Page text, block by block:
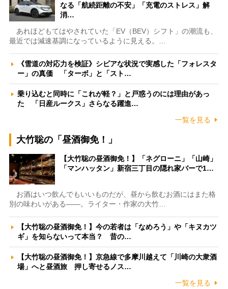
なる「航続距離の不安」「充電のストレス」解
消…
あれほどもてはやされていた「EV（BEV）シフト」の潮流も、
最近では減速基調になっているように見える。…
《雪道の対応力を検証》シビアな状況で実感した「フォレスタ
ー」の真価 「ターボ」と「スト…
乗り込むと同時に「これが軽？」と戸惑うのには理由があっ
た 「日産ルークス」さらなる躍進…
一覧を見る
大竹聡の「昼酒御免！」
【大竹聡の昼酒御免！】「ネグローニ」「山崎」
「マンハッタン」新宿三丁目の隠れ家バーで1…
お酒はいつ飲んでもいいものだが、昼から飲むお酒にはまた格
別の味わいがある――。ライター・作家の大竹…
【大竹聡の昼酒御免！】今の若者は「なめろう」や「キヌカツ
ギ」を知らないって本当？ 昔の…
【大竹聡の昼酒御免！】京急線で多摩川越えて「川崎の大衆酒
場」へと昼酒旅 押し寄せるノス…
一覧を見る